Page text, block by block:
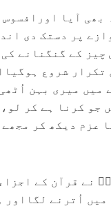
بھی آیا اورافسوس
پر دستک دی
کے گنگنانے کی
شروع
میں میری بہن
جو کرنا ہے کر لو،
عزم دیکھ کر مجھے
نے قرآن کے اجزاء
میں اُترنے لگااور